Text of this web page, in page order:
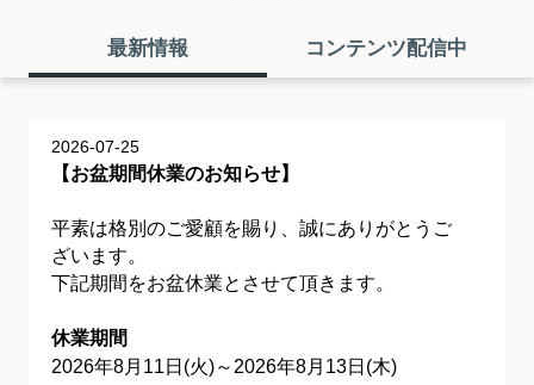
最新情報 コンテンツ配信中
2026-07-25
【お盆期間休業のお知らせ】
平素は格別のご愛顧を賜り、誠にありがとうご
ざいます。
下記期間をお盆休業とさせて頂きます。
休業期間
2026年8月11日(火)～2026年8月13日(木)